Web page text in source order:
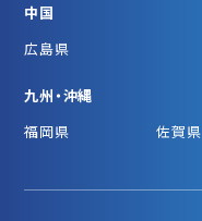
中国
広島県
九州・沖縄
福岡県
佐賀県